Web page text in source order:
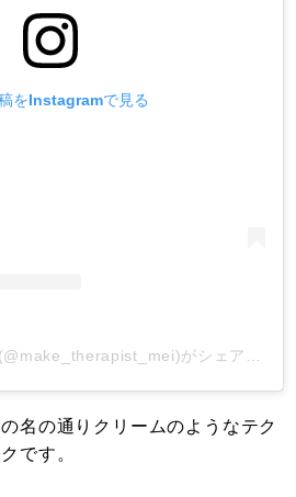
をInstagramで見る
名の通りクリームのようなテク
です。